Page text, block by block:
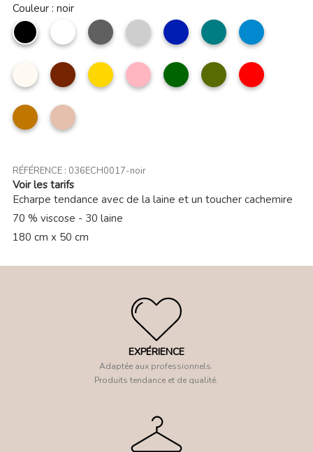
Couleur : noir
noir Blanc Gris Argent marine pétrole
bleu
jean
Beige Marron MoutardeRose
clair
Vert
foncé
kaki Rouge
camel
Taupe
clair
RÉFÉRENCE : 036ECH0017-noir
Voir les tarifs
Echarpe tendance avec de la laine et un toucher cachemire
70 % viscose - 30 laine
180 cm x 50 cm
EXPÉRIENCE
Adaptée aux professionnels.
Produits tendance et de qualité.